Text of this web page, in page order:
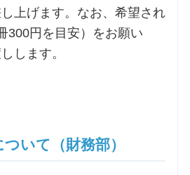
上げます。なお、希望され
300円を目安）をお願い
します。
いて（財務部）